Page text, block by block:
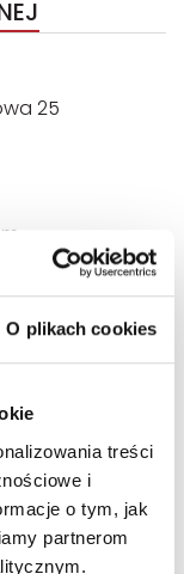
O plikach cookies
treści
i
o tym, jak
partnerom
25
w wieku
się małymi
children under
on small parts."